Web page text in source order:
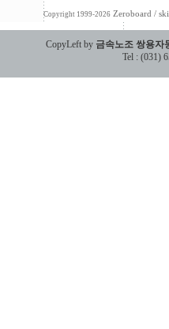
Copyright 1999-2026 Zeroboard /
CopyLeft by 금속노조 쌍용자
Tel : (031)